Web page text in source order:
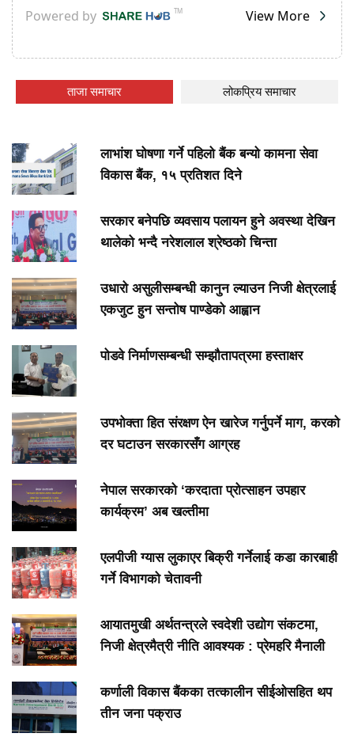
ताजा समाचार लोकप्रिय समाचार
लाभांश घोषणा गर्ने पहिलो बैंक बन्यो कामना सेवा
विकास बैंक, १५ प्रतिशत दिने
सरकार बनेपछि व्यवसाय पलायन हुने अवस्था देखिन
थालेको भन्दै नरेशलाल श्रेष्ठको चिन्ता
उधारो असुलीसम्बन्धी कानुन ल्याउन निजी क्षेत्रलाई
एकजुट हुन सन्तोष पाण्डेको आह्वान
पोडवे निर्माणसम्बन्धी सम्झौतापत्रमा हस्ताक्षर
उपभोक्ता हित संरक्षण ऐन खारेज गर्नुपर्ने माग, करको
दर घटाउन सरकारसँग आग्रह
नेपाल सरकारको ‘करदाता प्रोत्साहन उपहार
कार्यक्रम’ अब खल्तीमा
एलपीजी ग्यास लुकाएर बिक्री गर्नेलाई कडा कारबाही
गर्ने विभागको चेतावनी
आयातमुखी अर्थतन्त्रले स्वदेशी उद्योग संकटमा,
निजी क्षेत्रमैत्री नीति आवश्यक : प्रेमहरि मैनाली
कर्णाली विकास बैंकका तत्कालीन सीईओसहित थप
तीन जना पक्राउ